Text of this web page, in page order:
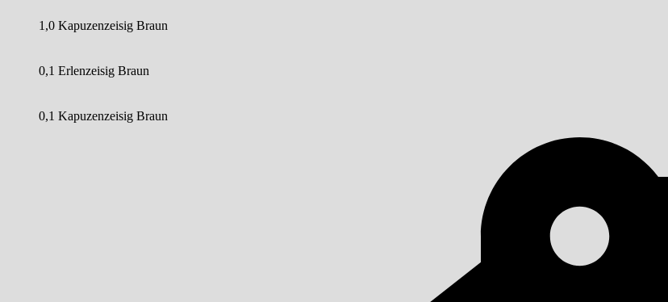
1,0 Kapuzenzeisig Braun
0,1 Erlenzeisig Braun
0,1 Kapuzenzeisig Braun